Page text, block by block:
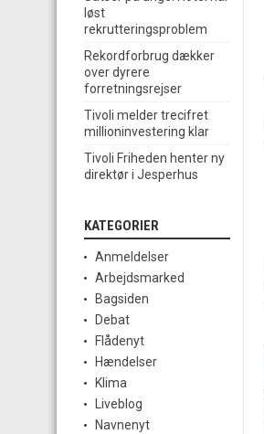
løst
rekrutteringsproblem
Rekordforbrug dækker
over dyrere
forretningsrejser
Tivoli melder trecifret
millioninvestering klar
Tivoli Friheden henter ny
direktør i Jesperhus
KATEGORIER
Anmeldelser
Arbejdsmarked
Bagsiden
Debat
Flådenyt
Hændelser
Klima
Liveblog
Navnenyt